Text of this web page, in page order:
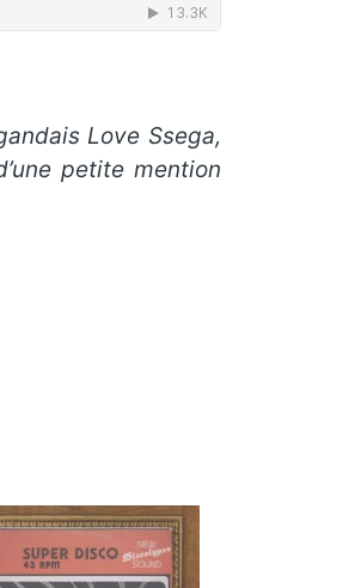
Love Ssega,
petite mention